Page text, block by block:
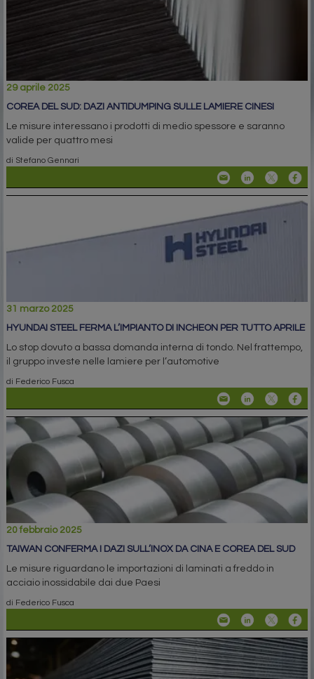
29 aprile 2025
COREA DEL SUD: DAZI ANTIDUMPING SULLE LAMIERE CINESI
Le misure interessano i prodotti di medio spessore e saranno
valide per quattro mesi
di Stefano Gennari
31 marzo 2025
HYUNDAI STEEL FERMA L’IMPIANTO DI INCHEON PER TUTTO APRILE
Lo stop dovuto a bassa domanda interna di tondo. Nel frattempo,
il gruppo investe nelle lamiere per l’automotive
di Federico Fusca
20 febbraio 2025
TAIWAN CONFERMA I DAZI SULL’INOX DA CINA E COREA DEL SUD
Le misure riguardano le importazioni di laminati a freddo in
acciaio inossidabile dai due Paesi
di Federico Fusca